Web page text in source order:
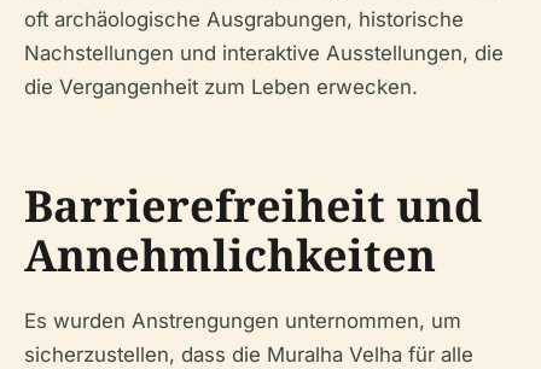
oft archäologische Ausgrabungen, historische
Nachstellungen und interaktive Ausstellungen, die
die Vergangenheit zum Leben erwecken.
Barrierefreiheit und
Annehmlichkeiten
Es wurden Anstrengungen unternommen, um
sicherzustellen, dass die Muralha Velha für alle